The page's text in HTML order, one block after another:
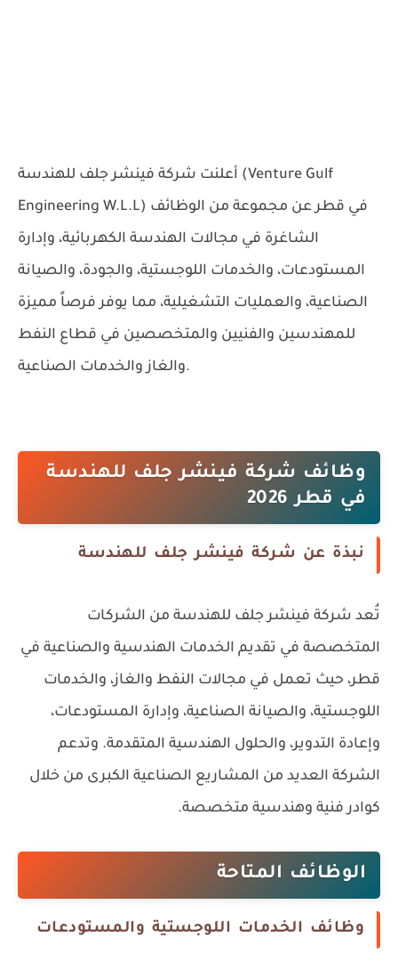
أعلنت شركة فينشر جلف للهندسة (Venture Gulf
Engineering W.L.L)
الشاغرة في مجالات الهندسة الكهربائية، وإدارة
المستودعات، والخدمات اللوجستية، والجودة، والصيانة
الصناعية، والعمليات التشغيلية، مما يوفر فرصاً مميزة
للمهندسين والفنيين والمتخصصين في قطاع النفط
والغاز والخدمات الصناعية.
وظائف شركة فينشر جلف للهندسة
في قطر 2026
نبذة عن شركة فينشر جلف للهندسة
تُعد شركة فينشر جلف للهندسة من الشركات
المتخصصة في تقديم الخدمات الهندسية والصناعية في
قطر، حيث تعمل في مجالات النفط والغاز، والخدمات
اللوجستية، والصيانة الصناعية، وإدارة المستودعات،
وإعادة التدوير، والحلول الهندسية المتقدمة. وتدعم
الشركة العديد من المشاريع الصناعية الكبرى من خلال
كوادر فنية وهندسية متخصصة.
الوظائف المتاحة
وظائف الخدمات اللوجستية والمستودعات